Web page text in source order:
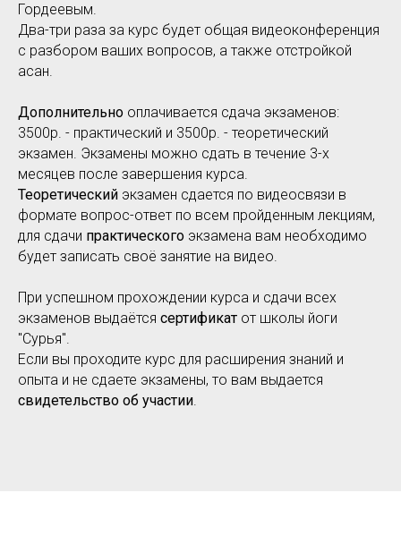
Гордеевым.
Два-три раза за курс будет общая видеоконференция
с разбором ваших вопросов, а также отстройкой
асан.
Дополнительно оплачивается сдача экзаменов:
3500р. - практический и 3500р. - теоретический
экзамен. Экзамены можно сдать в течение 3-х
месяцев после завершения курса.
Теоретический экзамен сдается по видеосвязи в
формате вопрос-ответ по всем пройденным лекциям,
для сдачи практического экзамена вам необходимо
будет записать своё занятие на видео.
При успешном прохождении курса и сдачи всех
экзаменов выдаётся сертификат от школы йоги
"Сурья".
Если вы проходите курс для расширения знаний и
опыта и не сдаете экзамены, то вам выдается
свидетельство об участии.